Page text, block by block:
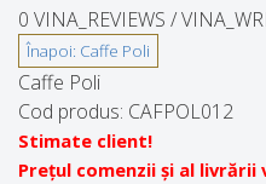
0 VINA_REVIEWS /
Caffe Poli
Cod produs: CAFPOL012
Stimate client!
Prețul comenzii și al